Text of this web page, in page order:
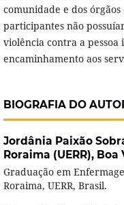
comunidade e dos
participantes não
violência contra a pessoa
encaminhamento aos
BIOGRAFIA DO
Jordânia Paixão
Roraima (UERR),
Graduação em
Roraima, UERR, Brasil.